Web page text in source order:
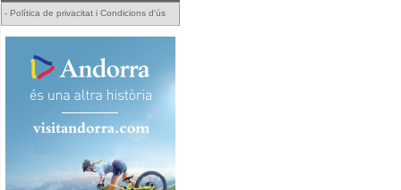
- Política de privacitat i Condicions d'ús